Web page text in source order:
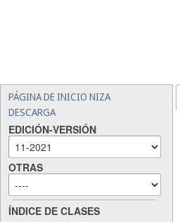
PÁGINA DE INICIO NIZA
DESCARGA
EDICIÓN-VERSIÓN
OTRAS
ÍNDICE DE CLASES